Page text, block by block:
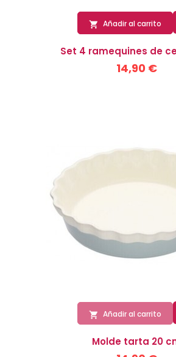
 Añadir al carrito
Set 4 ramequines de
14,90 €
 Añadir al carrito
Molde tarta 20